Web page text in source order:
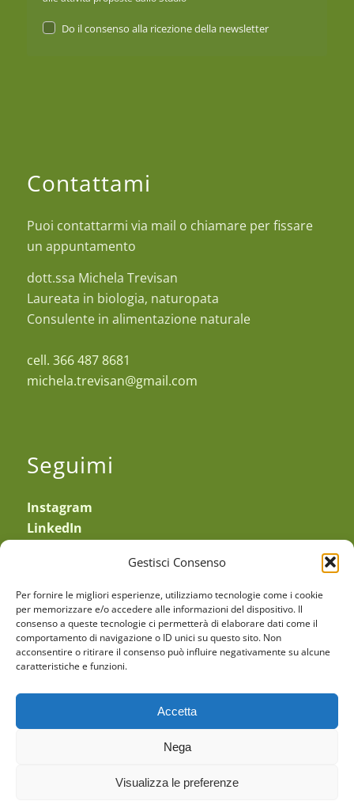
Gestisci Consenso
Per fornire le migliori esperienze, utilizziamo tecnologie come i cookie
per memorizzare e/o accedere alle informazioni del dispositivo. Il
consenso a queste tecnologie ci permetterà di elaborare dati come il
comportamento di navigazione o ID unici su questo sito. Non
acconsentire o ritirare il consenso può influire negativamente su alcune
caratteristiche e funzioni.
Accetta
Nega
Visualizza le preferenze
Do il consenso alla ricezione della newsletter
Contattami
Puoi contattarmi via mail o chiamare per fissare
un appuntamento
dott.ssa Michela Trevisan
Laureata in biologia, naturopata
Consulente in alimentazione naturale
cell. 366 487 8681
michela.trevisan@gmail.com
Seguimi
Instagram
LinkedIn
Obblighi di legge
Privacy PolicyeCookie Policy
Sede Legale: Via Equilio 21
30175 Marghera (VE)
CF: TRVMHL64P43L736E
PIVA: 03183440274
PEC: michela.trevisan@pec.enpab.it